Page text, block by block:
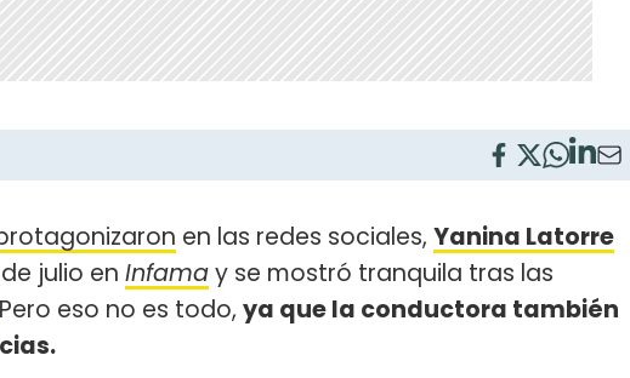
en las redes sociales, Yanina Latorre
julio en Infamay se mostró tranquila tras las
eso no es todo, ya que la conductora también